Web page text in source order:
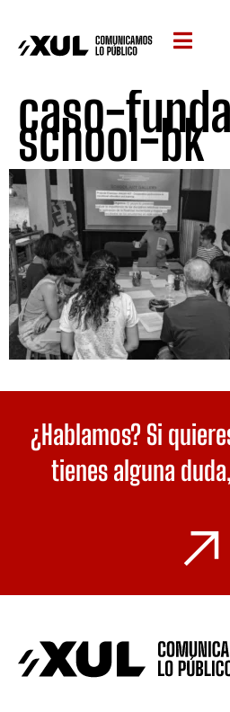
caso-
school-bk
¿Hablamos? Si
tienes alguna